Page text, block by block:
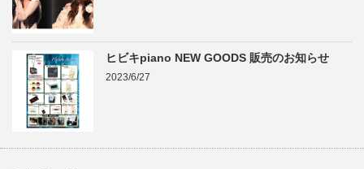
ヒビキpiano NEW GOODS 販売のお知らせ
2023/6/27